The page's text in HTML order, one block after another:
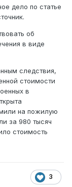
дело по статье
об
в виде
следствия,
стоимости
в
на пожилую
за 980 тысяч
стоимость
3